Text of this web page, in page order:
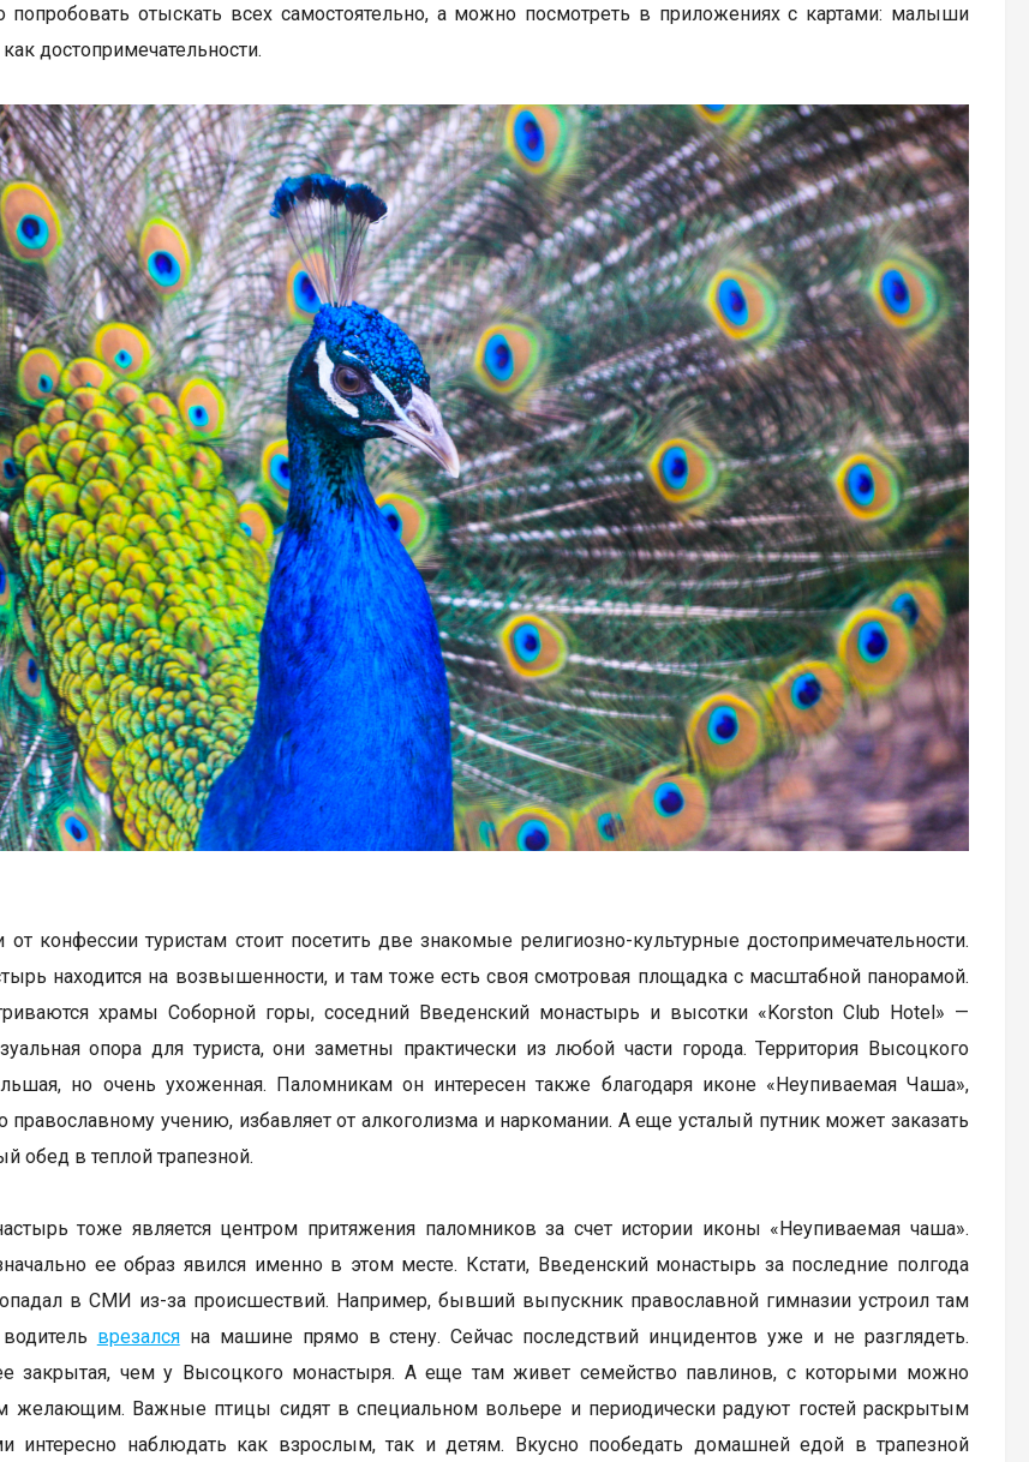
отыскать всех самостоятельно, а можно посмотреть в приложениях с картами: малыши
достопримечательности.
от конфессии туристам стоит посетить две знакомые религиозно-культурные достопримечательности.
находится на возвышенности, и там тоже есть своя смотровая площадка с масштабной панорамой.
храмы Соборной горы, соседний Введенский монастырь и высотки «Korston Club Hotel» —
опора для туриста, они заметны практически из любой части города. Территория Высоцкого
но очень ухоженная. Паломникам он интересен также благодаря иконе «Неупиваемая Чаша»,
православному учению, избавляет от алкоголизма и наркомании. А еще усталый путник может заказать
обед в теплой трапезной.
тоже является центром притяжения паломников за счет истории иконы «Неупиваемая чаша».
ее образ явился именно в этом месте. Кстати, Введенский монастырь за последние полгода
в СМИ из-за происшествий. Например, бывший выпускник православной гимназии устроил там
врезалсяна машине прямо в стену. Сейчас последствий инцидентов уже и не разглядеть.
закрытая, чем у Высоцкого монастыря. А еще там живет семейство павлинов, с которыми можно
желающим. Важные птицы сидят в специальном вольере и периодически радуют гостей раскрытым
интересно наблюдать как взрослым, так и детям. Вкусно пообедать домашней едой в трапезной